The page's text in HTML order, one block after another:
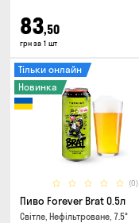
83,50
грн за 1 шт
(0)
Тільки онлайн
Новинка
Пиво Forever Brat 0.5л
Світле, Нефільтроване, 7.5°